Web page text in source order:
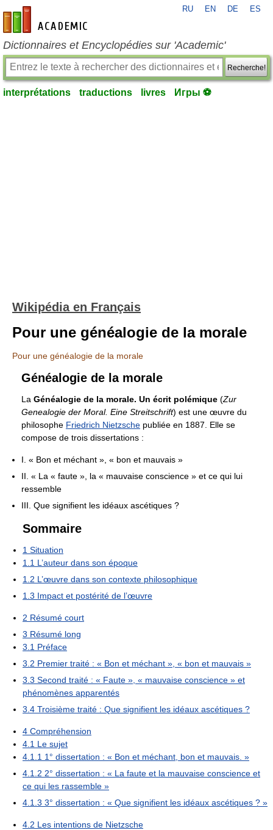
fr-academic.com
RU EN DE ES
Dictionnaires et Encyclopédies sur 'Academic'
Recherche!
interprétations traductions livres Игры ⚽
Wikipédia en Français
Pour une généalogie de la morale
Pour une généalogie de la morale
Généalogie de la morale
La Généalogie de la morale. Un écrit polémique (Zur
Genealogie der Moral. Eine Streitschrift) est une œuvre du
philosophe Friedrich Nietzsche publiée en 1887. Elle se
compose de trois dissertations :
I. « Bon et méchant », « bon et mauvais »
II. « La « faute », la « mauvaise conscience » et ce qui lui
ressemble
III. Que signifient les idéaux ascétiques ?
Sommaire
1 Situation
1.1 L’auteur dans son époque
1.2 L’œuvre dans son contexte philosophique
1.3 Impact et postérité de l’œuvre
2 Résumé court
3 Résumé long
3.1 Préface
3.2 Premier traité : « Bon et méchant », « bon et mauvais »
3.3 Second traité : « Faute », « mauvaise conscience » et
phénomènes apparentés
3.4 Troisième traité : Que signifient les idéaux ascétiques ?
4 Compréhension
4.1 Le sujet
4.1.1 1° dissertation : « Bon et méchant, bon et mauvais. »
4.1.2 2° dissertation : « La faute et la mauvaise conscience et
ce qui les rassemble »
4.1.3 3° dissertation : « Que signifient les idéaux ascétiques ? »
4.2 Les intentions de Nietzsche